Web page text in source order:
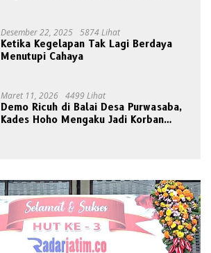
Desember 22, 2025 5874 Lihat
Ketika Kegelapan Tak Lagi Berdaya
Menutupi Cahaya
Maret 11, 2026 4499 Lihat
Demo Ricuh di Balai Desa Purwasaba,
Kades Hoho Mengaku Jadi Korban